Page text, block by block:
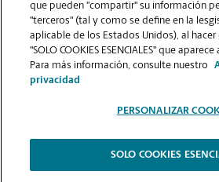
VER LA PÁGINA DE LA
2026.
The UPS Store | Aviso de Privacidad | Términos
que pueden "compartir" su información
"terceros" (tal y como se define en la
aplicable de los Estados Unidos), al
"SOLO COOKIES ESENCIALES" que
Para más información, consulte nuestro
privacidad
PERSONALIZAR
SOLO COOKIES